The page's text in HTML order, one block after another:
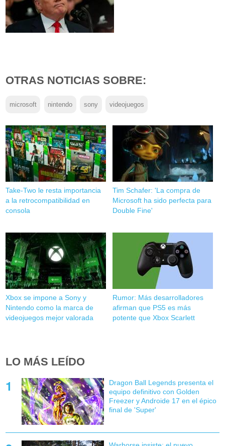
OTRAS NOTICIAS SOBRE:
microsoft nintendo sony videojuegos
Take-Two le resta importancia
a la retrocompatibilidad en
consola
Tim Schafer: 'La compra de
Microsoft ha sido perfecta para
Double Fine'
Xbox se impone a Sony y
Nintendo como la marca de
videojuegos mejor valorada
Rumor: Más desarrolladores
afirman que PS5 es más
potente que Xbox Scarlett
LO MÁS LEÍDO
Dragon Ball Legends presenta el
equipo definitivo con Golden
Freezer y Androide 17 en el épico
final de 'Super'